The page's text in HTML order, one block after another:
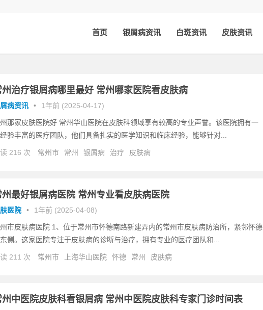
首页 银屑病资讯 白斑资讯 皮肤资讯
州治疗银屑病哪里最好 常州哪家医院看皮肤病
病资讯 • 1年前 (2025-04-17)
那家皮肤医院好 常州华山医院在皮肤科领域享有较高的专业声誉。该医院拥有一
验丰富的医疗团队，他们具备扎实的医学知识和临床经验，能够针对...
216 次 常州市 常州 银屑病 治疗 皮肤病
州最好银屑病医院 常州专业看皮肤病医院
医院 • 1年前 (2025-04-08)
市皮肤病医院 1、位于常州市怀德南路新建弄内的常州市皮肤病防治所，紧邻怀德
侧。这家医院专注于皮肤病的诊断与治疗，拥有专业的医疗团队和...
211 次 常州市 上海华山医院 怀德 常州 皮肤病
州中医院皮肤科看银屑病 常州中医院皮肤科专家门诊时间表